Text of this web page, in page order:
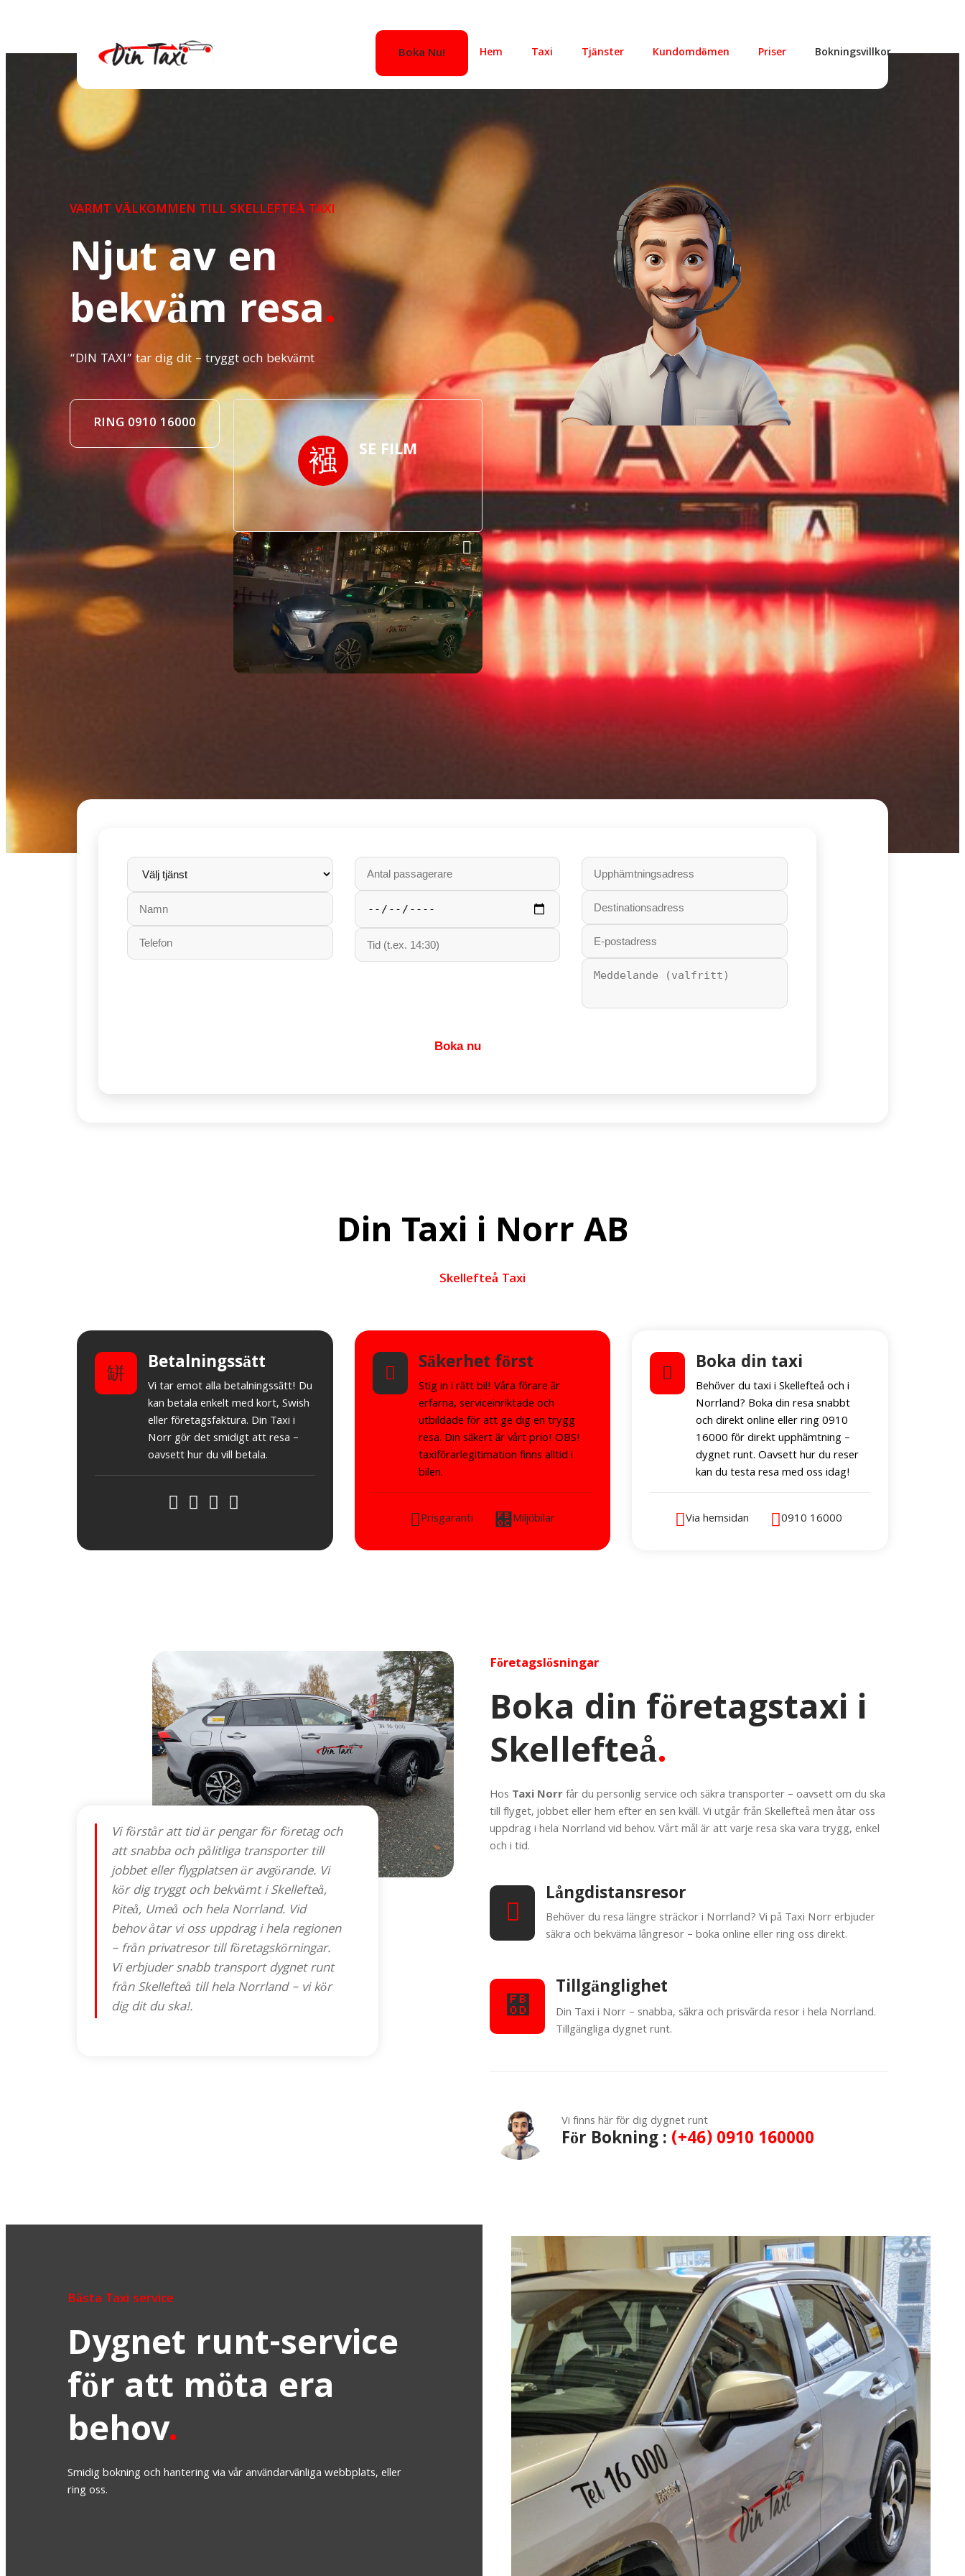
Bästa taxibolag i” Skellefteå
Boka Nu! Hem Taxi Tjänster Kundomdömen Priser Bokningsvillkor
VARMT VÄLKOMMEN TILL SKELLEFTEÅ TAXI
Njut av en
bekväm resa.
“DIN TAXI” tar dig dit – tryggt och bekvämt
RING 0910 16000
SE FILM
Din Taxi i Norr AB
Skellefteå Taxi
Betalningssätt
Vi tar emot alla betalningssätt! Du
kan betala enkelt med kort, Swish
eller företagsfaktura. Din Taxi i
Norr gör det smidigt att resa –
oavsett hur du vill betala.
Säkerhet först
Stig in i rätt bil! Våra förare är
erfarna, serviceinriktade och
utbildade för att ge dig en trygg
resa. Din säkert är vårt prio! OBS!
taxiförarlegitimation finns alltid i
bilen.
Prisgaranti Miljöbilar
Boka din taxi
Behöver du taxi i Skellefteå och i
Norrland? Boka din resa snabbt
och direkt online eller ring 0910
16000 för direkt upphämtning –
dygnet runt. Oavsett hur du reser
kan du testa resa med oss idag!
Via hemsidan 0910 16000
Vi förstår att tid är pengar för företag och
att snabba och pålitliga transporter till
jobbet eller flygplatsen är avgörande. Vi
kör dig tryggt och bekvämt i Skellefteå,
Piteå, Umeå och hela Norrland. Vid
behov åtar vi oss uppdrag i hela regionen
– från privatresor till företagskörningar.
Vi erbjuder snabb transport dygnet runt
från Skellefteå till hela Norrland – vi kör
dig dit du ska!.
Företagslösningar
Boka din företagstaxi i
Skellefteå.
Hos Taxi Norrfår du personlig service och säkra transporter – oavsett om du ska
till flyget, jobbet eller hem efter en sen kväll. Vi utgår från Skellefteå men åtar oss
uppdrag i hela Norrland vid behov. Vårt mål är att varje resa ska vara trygg, enkel
och i tid.
Långdistansresor
Behöver du resa längre sträckor i Norrland? Vi på Taxi Norr erbjuder
säkra och bekväma långresor – boka online eller ring oss direkt.
Tillgänglighet
Din Taxi i Norr – snabba, säkra och prisvärda resor i hela Norrland.
Tillgängliga dygnet runt.
Vi finns här för dig dygnet runt
För Bokning : (+46) 0910 160000
Bästa Taxi service
Dygnet runt-service
för att möta era
behov.
Smidig bokning och hantering via vår användarvänliga webbplats, eller
ring oss.